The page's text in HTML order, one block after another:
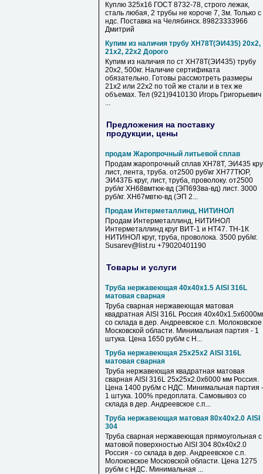
Куплю 325х16 ГОСТ 8732-78, строго лежак,
сталь любая, 2 трубы не короче 7, 3м. Только с
ндс. Поставка на Челябинск. 89823333966
Дмитрий
Купим из наличия трубу ХН78Т(ЭИ435) 20х2,
21х2, 22х2 Дорого
Купим из наличия по ст ХН78Т(ЭИ435) трубу
20х2, 500кг. Наличие сертификата
обязательно. Готовы рассмотреть размеры
21х2 или 22х2 по той же стали и в тех же
объемах. Тел (921)9410130 Игорь Григорьевич
...
Предложения на поставку
продукции, цены
продам Жаропрочный литьевой сплав
Продам жаропрочный сплав ХН78Т, ЭИ435
лист, лента, труба. от2500 руб\кг ХН77ТЮР,
ЭИ437Б круг, лист, труба, проволоку. от2500
руб/кг ХН68вмтюк-вд (ЭП693ва-вд) лист. 3000
руб/кг. ХН67мвтю-вд (ЭП 2...
Продам Интерметаллинд, НИТИНОЛ
Продам Интерметаллинд, НИТИНОЛ
Интерметаллинд круг ВИТ-1 и НТ47. ТН-1К
НИТИНОЛ круг, труба, проволока. 3500 руб/кг.
Susarev@list.ru +79020401190
Товары и услуги
Труба нержавеющая 40х40х1.5 AISI 316L
матовая сварная
Труба сварная нержавеющая матовая
квадратная AISI 316L Россия
со склада в дер. Андреевское с.п. Молоковское
Московской области. Минимальная партия - 1
штука. Цена 1650 руб/м с Н...
Труба нержавеющая 25х25х2 AISI 316L
матовая сварная
Труба нержавеющая квадратная матовая
сварная AISI 316L 25х25х2.0х6000 мм Россия.
Цена 1400 руб/м с НДС. Минимальная партия -
1 штука. 100% предоплата. Самовывоз со
склада в дер. Андреевское с.п...
Труба нержавеющая матовая 80х40х2.0 AISI
304
Труба сварная нержавеющая прямоугольная с
матовой поверхностью AISI 304 80х40х2.0
Россия - со склада в дер. Андреевское с.п.
Молоковское Московской области. Цена 1275
руб/м с НДС. Минимальная ...